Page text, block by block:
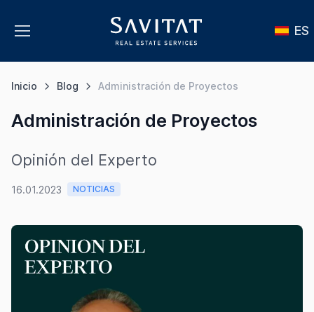
ES
Inicio Blog Administración de Proyectos
Administración de Proyectos
Opinión del Experto
16.01.2023 NOTICIAS